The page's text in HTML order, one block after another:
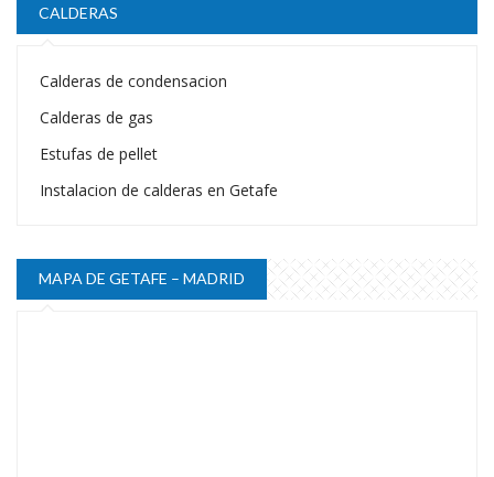
CALDERAS
Calderas de condensacion
Calderas de gas
Estufas de pellet
Instalacion de calderas en Getafe
MAPA DE GETAFE – MADRID